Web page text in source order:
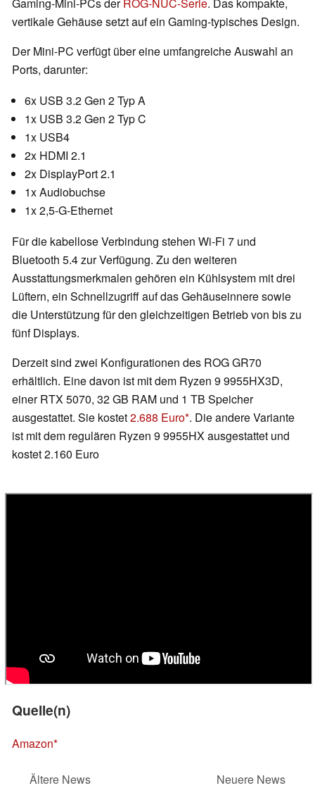
vertikale Gehäuse setzt auf ein Gaming-typisches Design.
Der Mini-PC verfügt über eine umfangreiche Auswahl an
Ports, darunter:
6x USB 3.2 Gen 2 Typ A
1x USB 3.2 Gen 2 Typ C
1x USB4
2x HDMI 2.1
2x DisplayPort 2.1
1x Audiobuchse
1x 2,5-G-Ethernet
Für die kabellose Verbindung stehen Wi-Fi 7 und
Bluetooth 5.4 zur Verfügung. Zu den weiteren
Ausstattungsmerkmalen gehören ein Kühlsystem mit drei
Lüftern, ein Schnellzugriff auf das Gehäuseinnere sowie
die Unterstützung für den gleichzeitigen Betrieb von bis zu
fünf Displays.
Derzeit sind zwei Konfigurationen des ROG GR70
erhältlich. Eine davon ist mit dem Ryzen 9 9955HX3D,
einer RTX 5070, 32 GB RAM und 1 TB Speicher
ausgestattet. Sie kostet2.688 Euro . Die andere Variante
ist mit dem regulären Ryzen 9 9955HX ausgestattet und
kostet 2.160 Euro
Quelle(n)
Amazon
Ältere News Neuere News